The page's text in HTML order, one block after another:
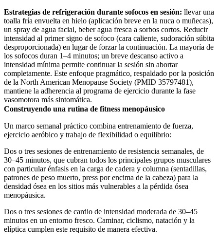
Estrategias de refrigeración durante sofocos en sesión: llevar una
toalla fría envuelta en hielo (aplicación breve en la nuca o muñecas),
un spray de agua facial, beber agua fresca a sorbos cortos. Reducir
intensidad al primer signo de sofoco (cara caliente, sudoración súbita
desproporcionada) en lugar de forzar la continuación. La mayoría de
los sofocos duran 1–4 minutos; un breve descanso activo a
intensidad mínima permite continuar la sesión sin abortar
completamente. Este enfoque pragmático, respaldado por la posición
de la North American Menopause Society (PMID 35797481),
mantiene la adherencia al programa de ejercicio durante la fase
vasomotora más sintomática.
Construyendo una rutina de fitness menopáusico
Un marco semanal práctico combina entrenamiento de fuerza,
ejercicio aeróbico y trabajo de flexibilidad o equilibrio:
Dos o tres sesiones de entrenamiento de resistencia semanales, de
30–45 minutos, que cubran todos los principales grupos musculares
con particular énfasis en la carga de cadera y columna (sentadillas,
patrones de peso muerto, press por encima de la cabeza) para la
densidad ósea en los sitios más vulnerables a la pérdida ósea
menopáusica.
Dos o tres sesiones de cardio de intensidad moderada de 30–45
minutos en un entorno fresco. Caminar, ciclismo, natación y la
elíptica cumplen este requisito de manera efectiva.